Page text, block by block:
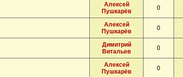
Алексей
Пушкарёв
0
Алексей
Пушкарёв
0
Димитрий
Витальев
0
Алексей
Пушкарёв
0